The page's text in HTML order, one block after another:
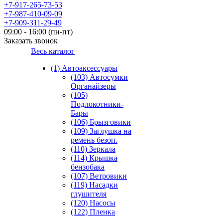
+7-917-265-73-53
+7-987-410-09-09
+7-909-311-29-49
09:00 - 16:00 (пн-пт)
Заказать звонок
Весь каталог
(1) Автоаксессуары
(103) Автосумки
Органайзеры
(105)
Подлокотники-
Бары
(106) Брызговики
(109) Заглушка на
ремень безоп.
(110) Зеркала
(114) Крышка
бензобака
(107) Ветровики
(119) Насадки
глушителя
(120) Насосы
(122) Пленка